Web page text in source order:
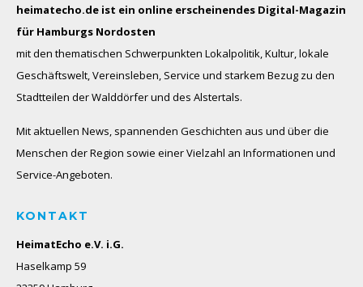
heimatecho.de ist ein online erscheinendes Digital-Magazin
für Hamburgs Nordosten
mit den thematischen Schwerpunkten Lokalpolitik, Kultur, lokale
Geschäftswelt, Vereinsleben, Service und starkem Bezug zu den
Stadtteilen der Walddörfer und des Alstertals.
Mit aktuellen News, spannenden Geschichten aus und über die
Menschen der Region sowie einer Vielzahl an Informationen und
Service-Angeboten.
KONTAKT
HeimatEcho e.V. i.G.
Haselkamp 59